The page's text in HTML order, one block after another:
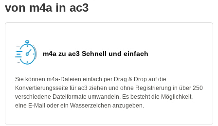
von m4a in ac3
m4a zu ac3 Schnell und einfach
Sie können m4a-Dateien einfach per Drag & Drop auf die
Konvertierungsseite für ac3 ziehen und ohne Registrierung in über 250
verschiedene Dateiformate umwandeln. Es besteht die Möglichkeit,
eine E-Mail oder ein Wasserzeichen anzugeben.